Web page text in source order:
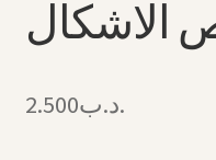
الاشكال
.د.ب2.500